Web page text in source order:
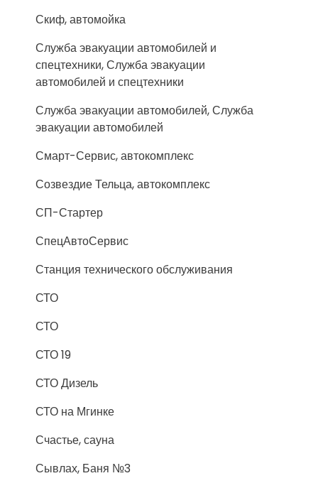
Скиф, автомойка
Служба эвакуации автомобилей и
спецтехники, Служба эвакуации
автомобилей и спецтехники
Служба эвакуации автомобилей, Служба
эвакуации автомобилей
Смарт-Сервис, автокомплекс
Созвездие Тельца, автокомплекс
СП-Стартер
СпецАвтоСервис
Станция технического обслуживания
СТО
СТО
СТО 19
СТО Дизель
СТО на Мгинке
Счастье, сауна
Сывлах, Баня №3